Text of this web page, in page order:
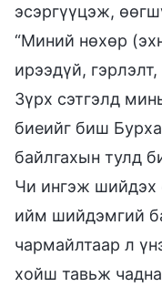
эсэргүүцэж,
“Миний нөхөр
ирээдүй,
Зүрх сэтгэлд
биеийг биш
байлгахын тулд
Чи ингэж шийдэх
ийм шийдэмгий
чармайлтаар л
хойш тавьж